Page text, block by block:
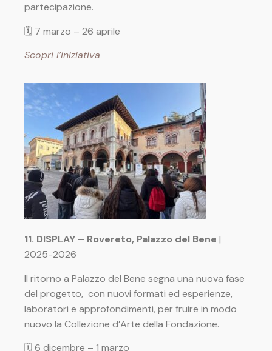
partecipazione.
🗓 7 marzo – 26 aprile
Scopri l’iniziativa
11. DISPLAY – Rovereto, Palazzo del Bene |
2025-2026
Il ritorno a Palazzo del Bene segna una nuova fase
del progetto, con nuovi formati ed esperienze,
laboratori e approfondimenti, per fruire in modo
nuovo la Collezione d’Arte della Fondazione.
🗓6 dicembre – 1 marzo